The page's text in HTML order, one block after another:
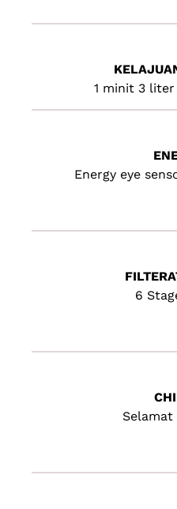
1 minit 3
Energy eye
6
Selamat